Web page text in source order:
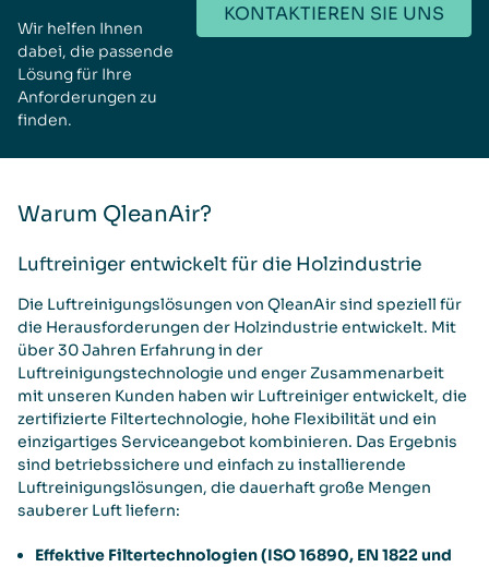
Wir helfen Ihnen
dabei, die passende
Lösung für Ihre
Anforderungen zu
finden.
KONTAKTIEREN SIE UNS
Warum QleanAir?
Luftreiniger entwickelt für die Holzindustrie
Die Luftreinigungslösungen von QleanAir sind speziell für
die Herausforderungen der Holzindustrie entwickelt. Mit
über 30 Jahren Erfahrung in der
Luftreinigungstechnologie und enger Zusammenarbeit
mit unseren Kunden haben wir Luftreiniger entwickelt, die
zertifizierte Filtertechnologie, hohe Flexibilität und ein
einzigartiges Serviceangebot kombinieren. Das Ergebnis
sind betriebssichere und einfach zu installierende
Luftreinigungslösungen, die dauerhaft große Mengen
sauberer Luft liefern:
Effektive Filtertechnologien (ISO 16890, EN 1822 und